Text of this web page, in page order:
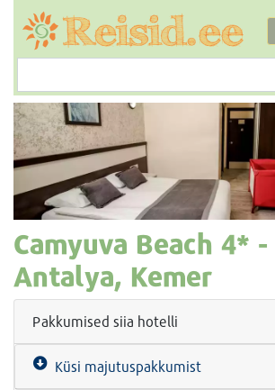
Camyuva Beach 4* -
Antalya, Kemer
Pakkumised siia hotelli
Küsi majutuspakkumist